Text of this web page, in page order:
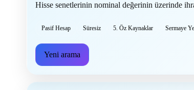
Hisse senetlerinin nominal değerinin üzerinde
Pasif Hesap Süresiz 5. Öz Kaynaklar Sermaye
Yeni arama